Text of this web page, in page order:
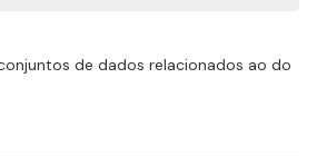
de dados relacionados ao do